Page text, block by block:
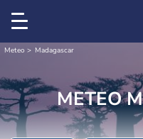
Meteo Madagascar
METEO